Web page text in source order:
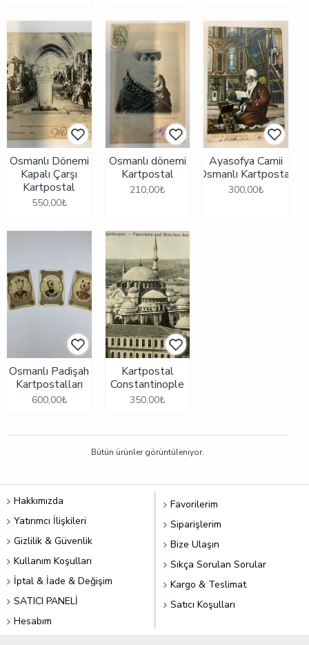
Osmanlı Dönemi
Kapalı Çarşı
Kartpostal
550,00₺
Osmanlı dönemi
Kartpostal
210,00₺
Ayasofya Camii
Osmanlı Kartpostal
300,00₺
Osmanlı Padişah
Kartpostalları
600,00₺
Kartpostal
Constantinople
350,00₺
Bütün ürünler görüntüleniyor.
Hakkımızda
Yatırımcı İlişkileri
Gizlilik & Güvenlik
Kullanım Koşulları
İptal & İade & Değişim
SATICI PANELİ
Hesabım
Favorilerim
Siparişlerim
Bize Ulaşın
Sıkça Sorulan Sorular
Kargo & Teslimat
Satıcı Koşulları